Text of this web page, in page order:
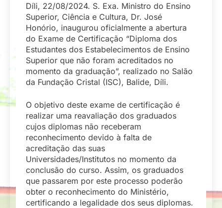
Díli, 22/08/2024. S. Exa. Ministro do Ensino
Superior, Ciência e Cultura, Dr. José
Honório, inaugurou oficialmente a abertura
do Exame de Certificação “Diploma dos
Estudantes dos Estabelecimentos de Ensino
Superior que não foram acreditados no
momento da graduação”, realizado no Salão
da Fundação Cristal (ISC), Balide, Díli.
O objetivo deste exame de certificação é
realizar uma reavaliação dos graduados
cujos diplomas não receberam
reconhecimento devido à falta de
acreditação das suas
Universidades/Institutos no momento da
conclusão do curso. Assim, os graduados
que passarem por este processo poderão
obter o reconhecimento do Ministério,
certificando a legalidade dos seus diplomas.